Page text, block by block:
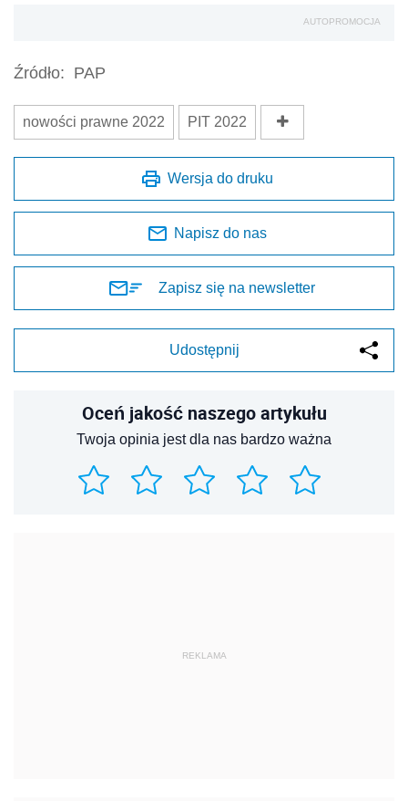
AUTOPROMOCJA
Źródło: PAP
nowości prawne 2022 PIT 2022
Wersja do druku
Napisz do nas
Zapisz się na newsletter
Udostępnij
Oceń jakość naszego artykułu
Twoja opinia jest dla nas bardzo ważna
REKLAMA